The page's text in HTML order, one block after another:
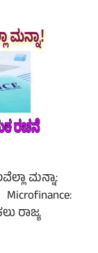
ಮನ್ನಾ:
ರಾಜ್ಯ